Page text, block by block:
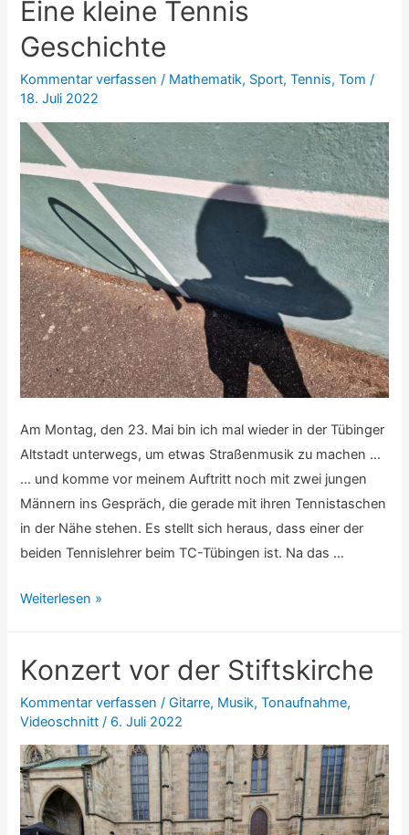
im
Süden
Eine kleine Tennis
Geschichte
Kommentar verfassen / Mathematik, Sport,Tennis,Tom /
18. Juli 2022
Am Montag, den 23. Mai bin ich mal wieder in der Tübinger
Altstadt unterwegs, um etwas Straßenmusik zu machen …
… und komme vor meinem Auftritt noch mit zwei jungen
Männern ins Gespräch, die gerade mit ihren Tennistaschen
in der Nähe stehen. Es stellt sich heraus, dass einer der
beiden Tennislehrer beim TC-Tübingen ist. Na das …
Eine
Geschichte
Weiterlesen »
Konzert vor der Stiftskirche
Kommentar verfassen /Gitarre, Musik,Tonaufnahme,
Videoschnitt / 6. Juli 2022